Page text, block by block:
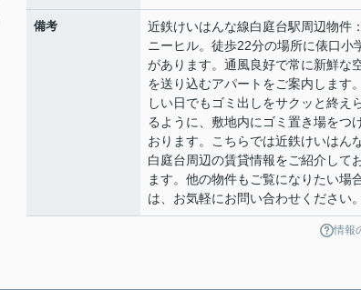
備考
近鉄けいはんな線白庭台駅周辺物件
ニーヒル。徒歩22分の場所に俵口小
があります。通風良好で常に新鮮な
を送り込むアパートをご案内します
しい日でもゴミ出しをサクッと終え
るように、敷地内にゴミ置き場をつ
おります。こちらでは近鉄けいはん
白庭台周辺の賃貸情報をご紹介して
ます。他の物件もご覧になりたい場
は、お気軽にお問い合わせください。
情報